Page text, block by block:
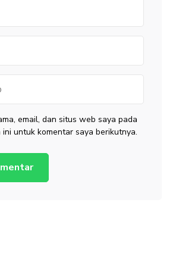
email, dan situs web saya pada
ini untuk komentar saya berikutnya.